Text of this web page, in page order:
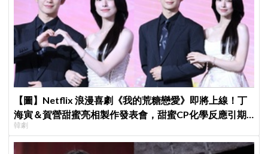
【圖】Netflix 浪漫喜劇《我的荒糖戀愛》即將上線！丁
海寅＆賀營甜蜜亮相製作發表會，甜蜜CP化學反應引期
待
韓劇